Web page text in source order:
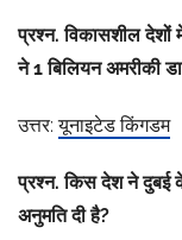
प्रश्न. विकासशील
ने 1 बिलियन अमरीकी
उत्तर:यूनाइटेड किंगडम
प्रश्न. किस देश ने दुबई
अनुमति दी है?